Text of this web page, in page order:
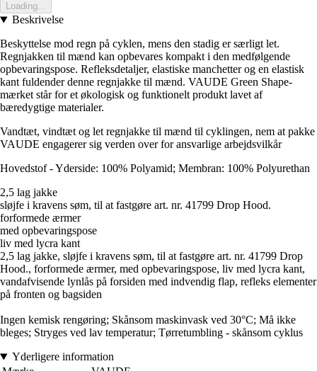
Loading...
Beskrivelse
Beskyttelse mod regn på cyklen, mens den stadig er særligt let.
Regnjakken til mænd kan opbevares kompakt i den medfølgende
opbevaringspose. Refleksdetaljer, elastiske manchetter og en elastisk
kant fuldender denne regnjakke til mænd. VAUDE Green Shape-
mærket står for et økologisk og funktionelt produkt lavet af
bæredygtige materialer.
Vandtæt, vindtæt og let regnjakke til mænd til cyklingen, nem at pakke
VAUDE engagerer sig verden over for ansvarlige arbejdsvilkår
Hovedstof - Yderside: 100% Polyamid; Membran: 100% Polyurethan
2,5 lag jakke
sløjfe i kravens søm, til at fastgøre art. nr. 41799 Drop Hood.
forformede ærmer
med opbevaringspose
liv med lycra kant
2,5 lag jakke, sløjfe i kravens søm, til at fastgøre art. nr. 41799 Drop
Hood., forformede ærmer, med opbevaringspose, liv med lycra kant,
vandafvisende lynlås på forsiden med indvendig flap, refleks elementer
på fronten og bagsiden
Ingen kemisk rengøring; Skånsom maskinvask ved 30°C; Må ikke
bleges; Stryges ved lav temperatur; Tørretumbling - skånsom cyklus
Yderligere information